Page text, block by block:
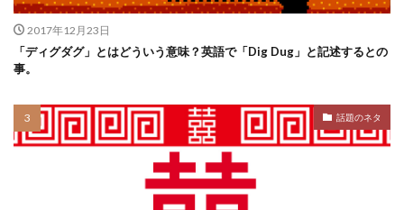
2017年12月23日
「ディグダグ」とはどういう意味？英語で「Dig Dug」と記述するとの
事。
話題のネタ